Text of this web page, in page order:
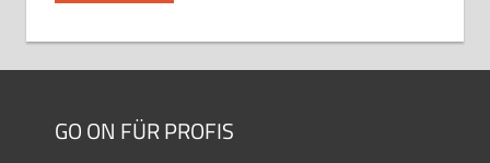
GO ON FÜR PROFIS